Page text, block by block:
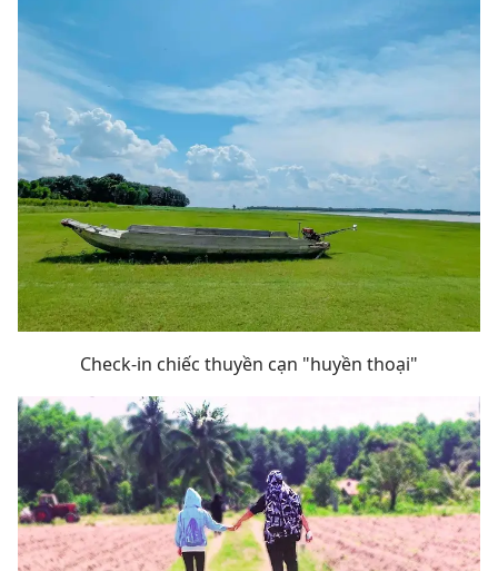
Check-in chiếc thuyền cạn "huyền thoại"